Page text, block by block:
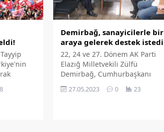
medya
Demirbağ, sanayicilerle bir
araya gelerek destek istedi
22, 24 ve 27. Dönem AK Parti
Elazığ Milletvekili Zülfü
Demirbağ, Cumhurbaşkanı
turlarını sürdürüyor.
27.05.2023 0 23